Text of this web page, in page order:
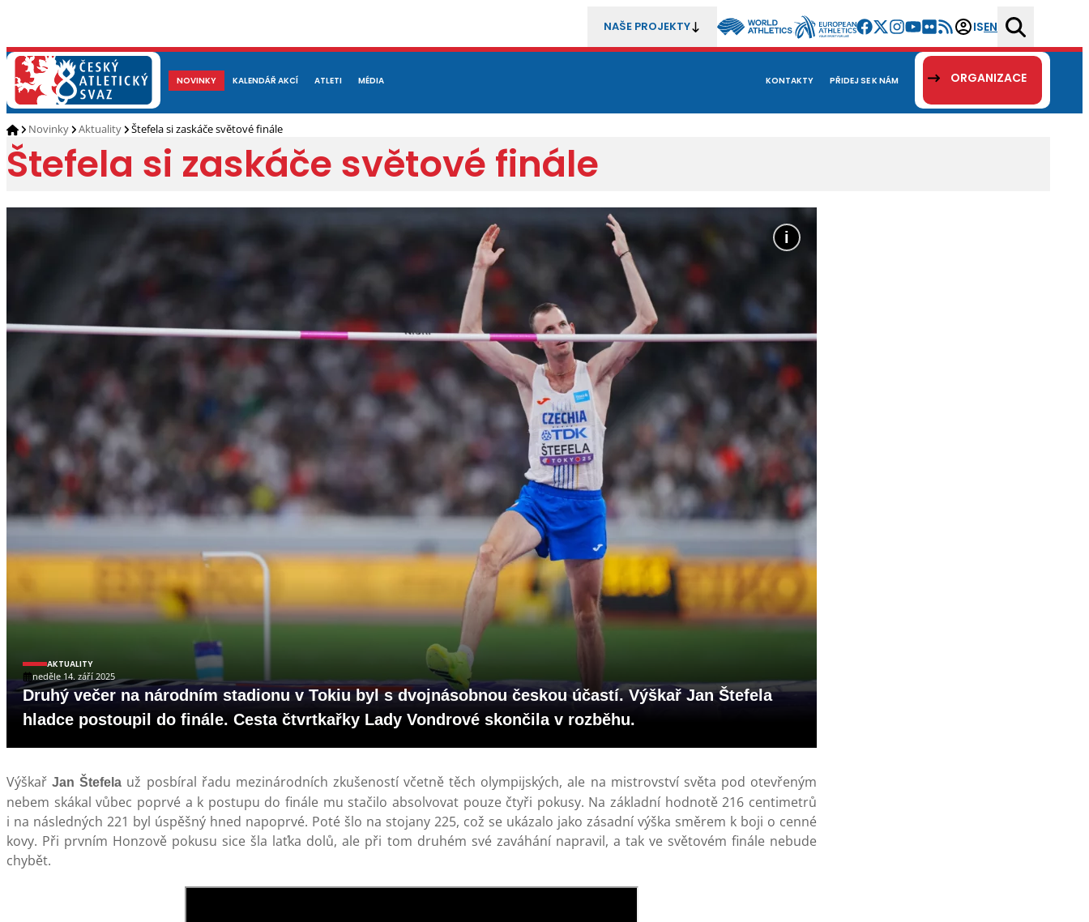
NAŠE PROJEKTY ISEN
NOVINKY KALENDÁŘ AKCÍ ATLETI MÉDIA
O NÁS ČLENOVÉ DOKUMENTY REPREZENTACE KONTAKTY PŘIDEJ SE K NÁM ORGANIZACE
Novinky Aktuality Štefela si zaskáče světové finále
Štefela si zaskáče světové finále
AKTUALITY
neděle 14. září 2025
Druhý večer na národním stadionu v Tokiu byl s dvojnásobnou českou účastí. Výškař Jan Štefela
hladce postoupil do finále. Cesta čtvrtkařky Lady Vondrové skončila v rozběhu.
VýškařJan Štefela už posbíral řadu mezinárodních zkušeností včetně těch olympijských, ale na mistrovství světa pod otevřeným
nebem skákal vůbec poprvé a k postupu do finále mu stačilo absolvovat pouze čtyři pokusy. Na základní hodnotě 216 centimetrů
i na následných 221 byl úspěšný hned napoprvé. Poté šlo na stojany 225, což se ukázalo jako zásadní výška směrem k boji o cenné
kovy. Při prvním Honzově pokusu sice šla laťka dolů, ale při tom druhém své zaváhání napravil, a tak ve světovém finále nebude
chybět.